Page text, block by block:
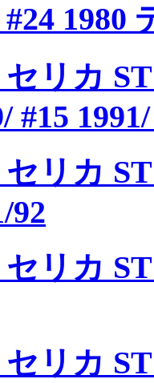
1980
セリカ
#15
セリカ
92
セリカ
セリカ